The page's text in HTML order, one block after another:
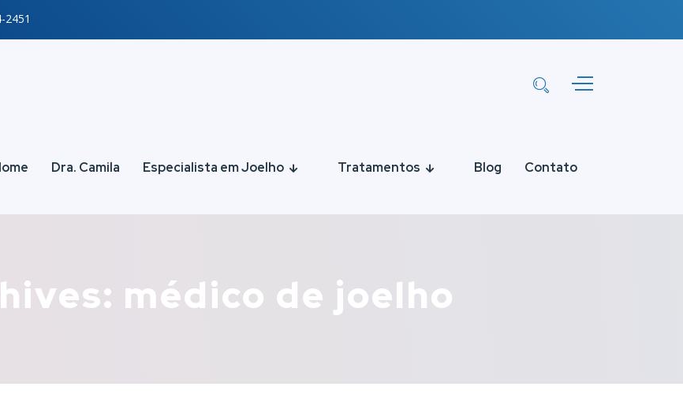
2451
Dra. Camila Especialista em Joelho Tratamentos Blog Contato
médico de joelho